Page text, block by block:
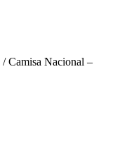
/ Camisa Nacional –